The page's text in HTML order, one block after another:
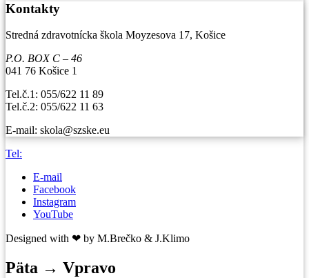
Kontakty
Stredná zdravotnícka škola Moyzesova 17, Košice
P.O. BOX C – 46
041 76 Košice 1
Tel.č.1: 055/622 11 89
Tel.č.2: 055/622 11 63
E-mail: skola@szske.eu
Tel:
E-mail
Facebook
Instagram
YouTube
Designed with ❤ by M.Brečko & J.Klimo
Päta → Vpravo